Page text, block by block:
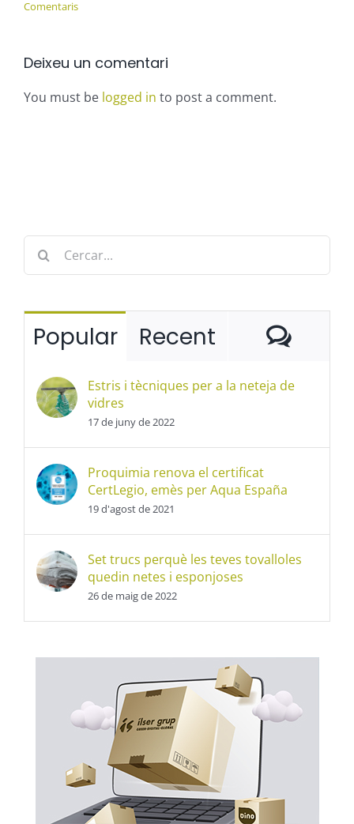
Comentaris
Deixeu un comentari
You must be logged in to post a comment.
Cerca
Popular Recent
Estris i tècniques per a la neteja de
vidres
17 de juny de 2022
Proquimia renova el certificat
CertLegio, emès per Aqua España
19 d'agost de 2021
Set trucs perquè les teves tovalloles
quedin netes i esponjoses
26 de maig de 2022